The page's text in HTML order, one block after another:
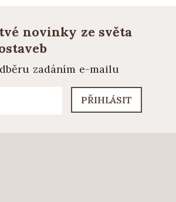
novinky ze světa
zadáním e-mailu
PŘIHLÁSIT